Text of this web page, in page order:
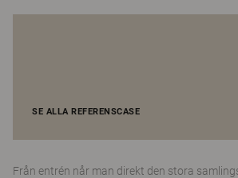
SE ALLA REFERENSCASE
Från entrén når man direkt den stora